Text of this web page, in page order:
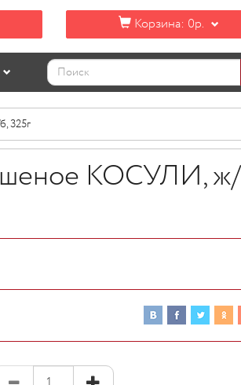
Корзина: 0р.
325г
КОСУЛИ, ж/